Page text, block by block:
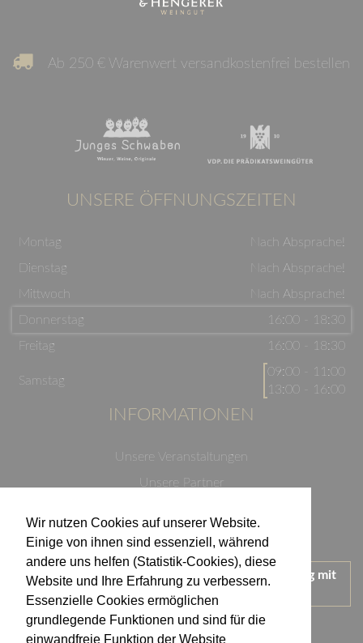
Wir nutzen Cookies auf unserer Website.
Einige von ihnen sind essenziell, während
andere uns helfen (Statistik-Cookies), diese
Website und Ihre Erfahrung zu verbessern.
Essenzielle Cookies ermöglichen
grundlegende Funktionen und sind für die
einwandfreie Funktion der Website
Ab 250 € Warenwert versandkostenfrei bestellen
UNSERE ÖFFNUNGSZEITEN
Montag
Nach Absprache!
Dienstag
Nach Absprache!
Mittwoch
Nach Absprache!
Donnerstag
16:00 - 18:30
Freitag
16:00 - 18:30
Samstag
09:00 - 11:00
13:00 - 16:00
INFORMATIONEN
Unsere Veranstaltungen
Unsere Partner
Impressum
Wir treten für einen verantwortungsvollen Umgang mit
Alkohol ein.
KONTAKT